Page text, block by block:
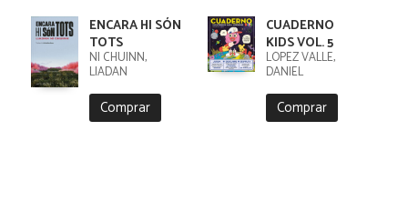
ENCARA HI SÓN
TOTS
NI CHUINN,
LIADAN
Comprar
CUADERNO
KIDS VOL. 5
LÓPEZ VALLE,
DANIEL
Comprar